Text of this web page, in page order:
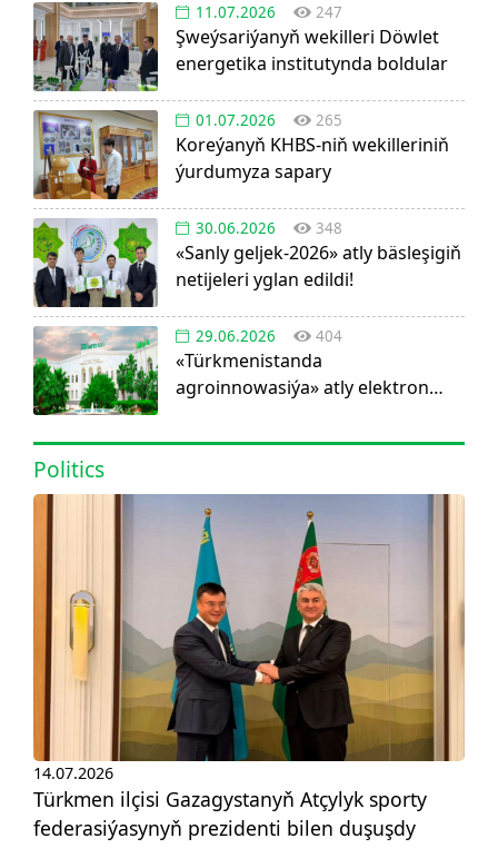
11.07.2026 247
Şweýsariýanyň wekilleri Döwlet
energetika institutynda boldular
01.07.2026 265
Koreýanyň KHBS-niň wekilleriniň
ýurdumyza sapary
30.06.2026 348
«Sanly geljek-2026» atly bäsleşigiň
netijeleri yglan edildi!
29.06.2026 404
«Türkmenistanda
agroinnowasiýa» atly elektron
Politics
14.07.2026
Türkmen ilçisi Gazagystanyň Atçylyk sporty
federasiýasynyň prezidenti bilen duşuşdy